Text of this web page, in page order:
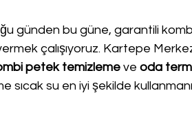
günden bu güne, garantili
çalışıyoruz. Kartepe
petek temizleme ve oda
sıcak su en iyi şekilde